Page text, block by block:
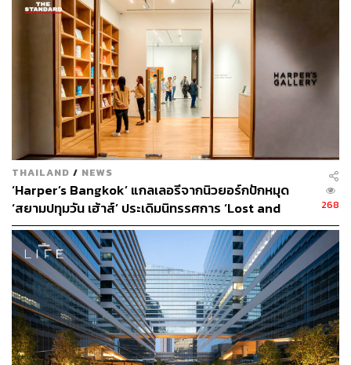
อย่างเช่น โครงการภาพยนตร์ฉบับแรกของเราได้รับการดูแล
โดยคุณเจี๊ยบจาก Jim Thompson Art Center ดังนั้นเราจะทำ
โปรแกรม 3 ส่วน ซึ่งประกอบด้วยการสนทนา 3 พาร์ตใน
สิงคโปร์ และพันธมิตรรายสุดท้ายของเราคือ M Art
Foundation ซึ่งเป็นของนักสะสมชาวจีน 2 คน แต่มูลนิธิตั้งอยู่
ในสิงคโปร์ พร้อมกับหนึ่งในผู้ก่อตั้งร่วม ซึ่งอยู่ในกลุ่มที่
ปรึกษาของเรา
พวกเขาเชื่อมั่นอย่างยิ่งในการตอบแทนภูมิทัศน์แห่งศิลปะ ไม่
ว่าจะเป็นผ่านการกุศล เช่น การสนับสนุนนิทรรศการ, การ
ร่วมจัดนิทรรศการ Biennale, การจัดแสดงนิทรรศการของ
ภัณฑารักษ์ หรือการเผยแพร่ผลงาน พวกเราคิดว่าการร่วม
มือกับสถาบันใหม่ในเอเชียตะวันออกเฉียงใต้ที่กำลัง
เปลี่ยนแปลงวิธีการสร้างพิพิธภัณฑ์นั้นมีความหมายมาก
หากคุณต้องการเชื่อมต่อกับทั้งภูมิภาค แต่ยังต้องการเห็น
แนวโน้มใหม่ๆ พัฒนาการใหม่ๆ หรือพบปะผู้คน ค้นหาว่าใคร
ทำอะไรอยู่ และถ้าหากคุณต้องการสร้างเครือข่าย ร่วมมือ
THAILAND / NEWS
‘Harper’s Bangkok’ แกลเลอรีจากนิวยอร์กปักหมุด
‘สยามปทุมวัน เฮ้าส์’ ประเดิมนิทรรศการ ‘Lost and
Found’ ของ ‘Joel Mesler’ ครั้งแรกในอาเซียน
[Advertorial]
268